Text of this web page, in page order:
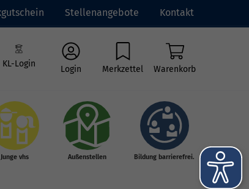
Stellenangebote Kontakt
KL-Login
Login Merkzettel Warenkorb
Junge vhs Außenstellen Bildung barrierefrei.